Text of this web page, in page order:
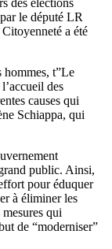
des élections
le député LR
a été
hommes, t”Le
des
causes qui
Schiappa, qui
public. Ainsi,
pour éduquer
à éliminer les
qui
de “moderniser”